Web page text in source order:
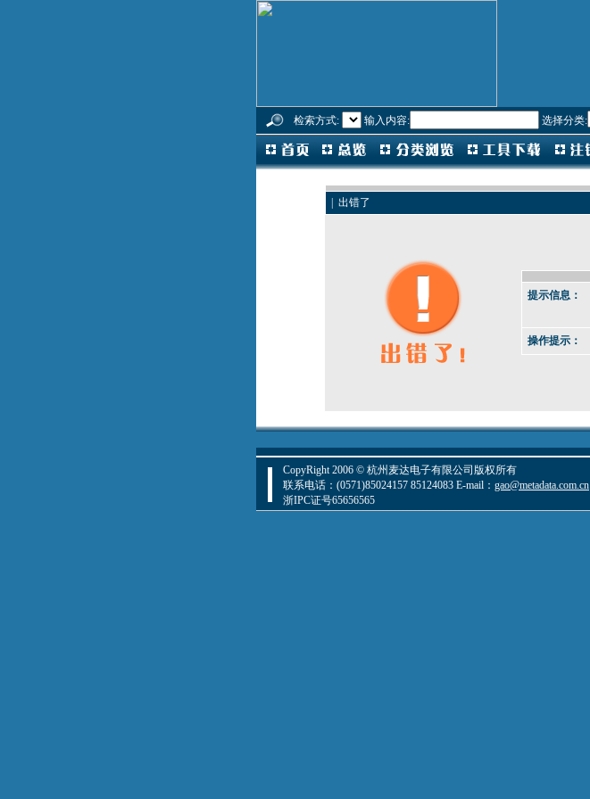
检索方式: 输入内容: 选择分类:
| 出错了
提示信息：
操作提示：
CopyRight 2006 © 杭州麦达电子有限公司版权所有
联系电话：(0571)85024157 85124083 E-mail： gao@metadata.com.cn
浙IPC证号65656565